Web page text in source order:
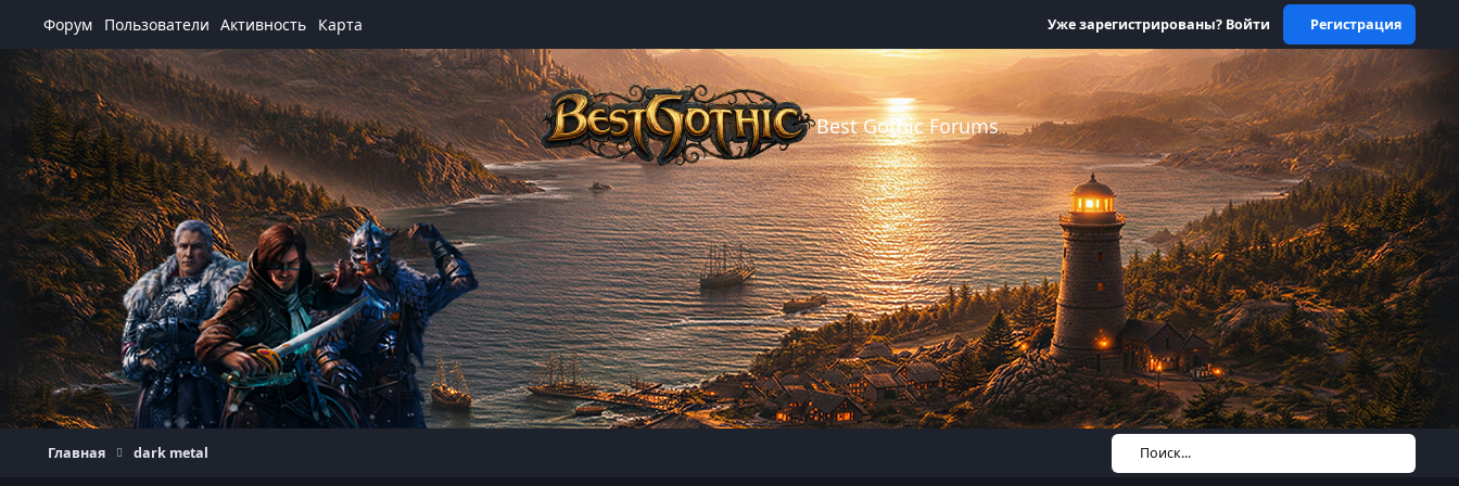
Форум Пользователи Активность Карта Уже зарегистрированы? Войти Регистрация
Best Gothic Forums
Главная dark metal Поиск...